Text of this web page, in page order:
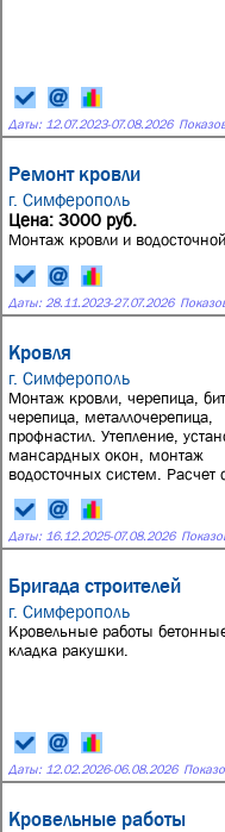
Даты: 12.07.2023-07.08.2026
Ремонт кровли
г. Симферополь
Цена: 3000 руб.
Монтаж кровли и
Даты: 28.11.2023-27.07.2026
Кровля
г. Симферополь
Монтаж кровли, черепица,
черепица, металлочерепица,
профнастил. Утепление,
мансардных окон, монтаж
водосточных систем. Расчет
Даты: 16.12.2025-07.08.2026
Бригада строителей
г. Симферополь
Кровельные работы
кладка ракушки.
Даты: 12.02.2026-06.08.2026
Кровельные работы